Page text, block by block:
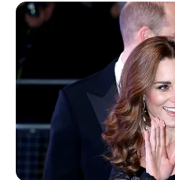
Nyimas Ratu Rafa
Salshabilla Adriani